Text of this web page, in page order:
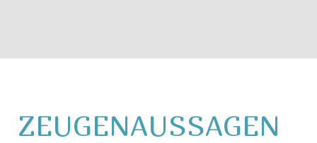
ZEUGENAUSSAGEN